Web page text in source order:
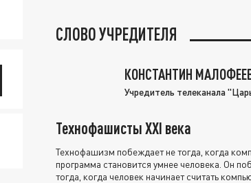
СЛОВО УЧРЕДИТЕЛЯ
КОНСТАНТИН
Учредитель телеканала
Технофашисты XXI века
Технофашизм побеждает не тогда, когда
программа становится умнее человека. Он
тогда, когда человек начинает считать